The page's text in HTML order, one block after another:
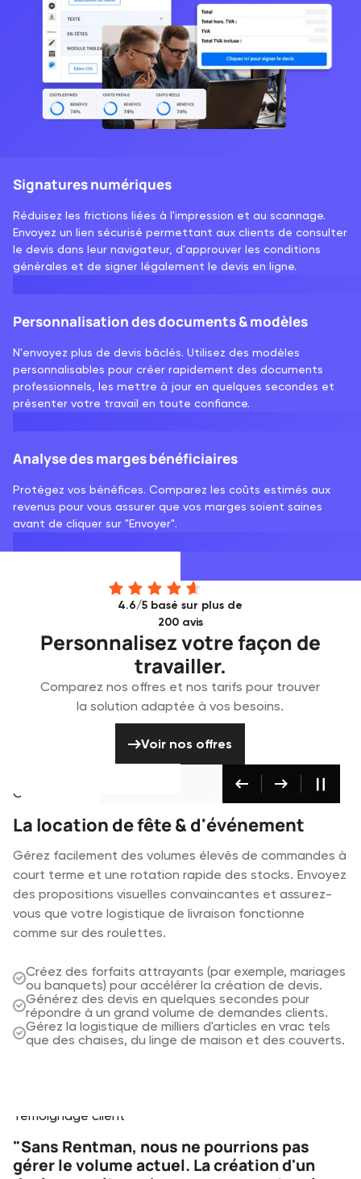
Signatures numériques
Réduisez les frictions liées à l'impression et au scannage.
Envoyez un lien sécurisé permettant aux clients de consulter
le devis dans leur navigateur, d'approuver les conditions
générales et de signer légalement le devis en ligne.
Personnalisation des documents & modèles
N'envoyez plus de devis bâclés. Utilisez des modèles
personnalisables pour créer rapidement des documents
professionnels, les mettre à jour en quelques secondes et
présenter votre travail en toute confiance.
Analyse des marges bénéficiaires
Protégez vos bénéfices. Comparez les coûts estimés aux
revenus pour vous assurer que vos marges soient saines
avant de cliquer sur "Envoyer".
4.6/5 basé sur plus de
200 avis
Personnalisez votre façon de
travailler.
Comparez nos offres et nos tarifs pour trouver
la solution adaptée à vos besoins.
Voir nos offres
Médias
Conçu pour
La production audiovisuelle &
événementielle
Coordonnez des productions techniques complexes
dont les listes d'équipement et les plannings changent
constamment. Assurez-vous que votre entrepôt, vos
techniciens, vos freelances et vos bureaux soient bien
Gérez des tâches techniques complexes et vérifiez
instantanément la disponibilité des équipements.
Planifiez votre personnel et suivez les coûts estimés
lors de l'élaboration de vos devis.
Gérez les sous-locations en cas de pénurie sans
Conçu pour
La location de fête & d'événement
Gérez facilement des volumes élevés de commandes à
court terme et une rotation rapide des stocks. Envoyez
des propositions visuelles convaincantes et assurez-
vous que votre logistique de livraison fonctionne
comme sur des roulettes.
Créez des forfaits attrayants (par exemple, mariages
ou banquets) pour accélérer la création de devis.
Générez des devis en quelques secondes pour
répondre à un grand volume de demandes clients.
Gérez la logistique de milliers d'articles en vrac tels
que des chaises, du linge de maison et des couverts.
Conçu pour
La diffusion & les médias
Gérez les équipements de grande valeur dans
différents studios et sur les lieux de tournage. Suivez
vos actifs avec précision et assurez-vous que vos kits
d'appareils photo soient toujours correctement
emballés et prêts pour le prochain projet.
Suivez les numéros de série individuels des appareils
photo, des objectifs et des équipements coûteux.
Gérez les kits et configurations d'équipement
standards pour les productions studio récurrentes.
Coordonnez les transferts d'équipements entre les
studios ou les lieux de tournage.
Témoignage client
"Sans Rentman, nous ne pourrions pas
gérer le volume actuel. La création d'un